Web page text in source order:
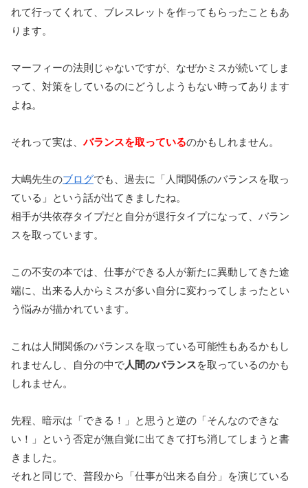
れて行ってくれて、ブレスレットを作ってもらったこともあ
ります。
マーフィーの法則じゃないですが、なぜかミスが続いてしま
って、対策をしているのにどうしようもない時ってあります
よね。
それって実は、バランスを取っているのかもしれません。
大嶋先生のブログでも、過去に「人間関係のバランスを取っ
ている」という話が出てきましたね。
相手が共依存タイプだと自分が退行タイプになって、バラン
スを取っています。
この不安の本では、仕事ができる人が新たに異動してきた途
端に、出来る人からミスが多い自分に変わってしまったとい
う悩みが描かれています。
これは人間関係のバランスを取っている可能性もあるかもし
れませんし、自分の中で人間のバランスを取っているのかも
しれません。
先程、暗示は「できる！」と思うと逆の「そんなのできな
い！」という否定が無自覚に出てきて打ち消してしまうと書
きました。
それと同じで、普段から「仕事が出来る自分」を演じている